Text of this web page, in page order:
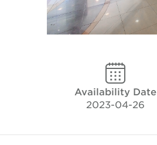
Availability Date
2023-04-26